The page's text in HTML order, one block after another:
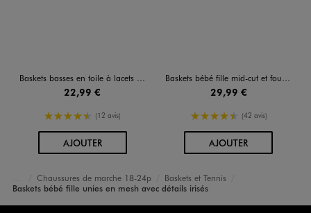
Baskets basses en toile à lacets et zip bébé fille
22,99 €
4.5/5 de moyenne
(12 avis)
AJOUTERAU PANIER
Baskets bébé fille mid-cut et fourrées avec détails vernis et scintillants
29,99 €
4.5/5 de moyenne
(42 avis)
AJOUTERAU PANIER
Accueil
Bébé
Chaussures Fille
Chaussures de marche 18-24p
Baskets et Tennis
Baskets bébé fille unies en mesh avec détails irisés